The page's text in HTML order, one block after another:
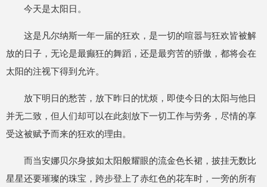
今天是太阳日。
这是凡尔纳斯一年一届的狂欢，是一切的喧嚣与狂欢皆被解
放的日子，无论是最癫狂的舞蹈，还是最穷苦的骄傲，都将会在
太阳的注视下得到允许。
放下明日的愁苦，放下昨日的忧烦，即使今日的太阳与他日
并无二致，但人们却可以在此刻放下一切工作与劳务，尽情的享
受这被赋予而来的狂欢的理由。
而当安娜贝尔身披如太阳般耀眼的流金色长裙，披挂无数比
星星还要璀璨的珠宝，跨步登上了赤红色的花车时，一旁的所有